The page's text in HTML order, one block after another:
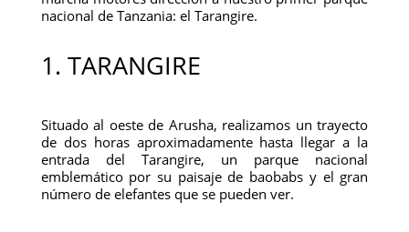
nacional de Tanzania: el Tarangire.
1. TARANGIRE
Situado al oeste de Arusha, realizamos un trayecto
de dos horas aproximadamente hasta llegar a la
entrada del Tarangire, un parque nacional
emblemático por su paisaje de baobabs y el gran
número de elefantes que se pueden ver.